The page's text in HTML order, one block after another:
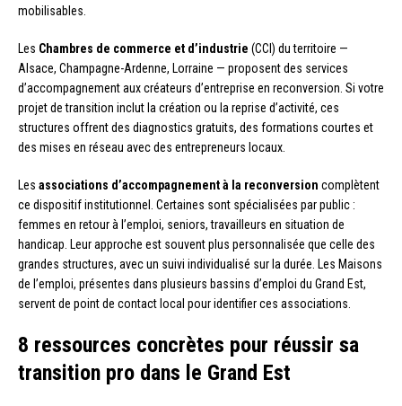
mobilisables.
Les Chambres de commerce et d’industrie (CCI) du territoire —
Alsace, Champagne-Ardenne, Lorraine — proposent des services
d’accompagnement aux créateurs d’entreprise en reconversion. Si votre
projet de transition inclut la création ou la reprise d’activité, ces
structures offrent des diagnostics gratuits, des formations courtes et
des mises en réseau avec des entrepreneurs locaux.
Les associations d’accompagnement à la reconversion complètent
ce dispositif institutionnel. Certaines sont spécialisées par public :
femmes en retour à l’emploi, seniors, travailleurs en situation de
handicap. Leur approche est souvent plus personnalisée que celle des
grandes structures, avec un suivi individualisé sur la durée. Les Maisons
de l’emploi, présentes dans plusieurs bassins d’emploi du Grand Est,
servent de point de contact local pour identifier ces associations.
8 ressources concrètes pour réussir sa
transition pro dans le Grand Est